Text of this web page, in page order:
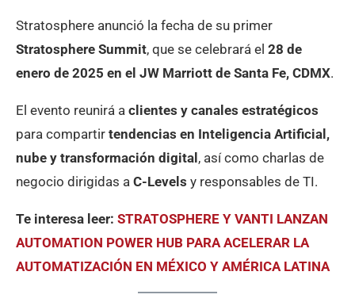
Stratosphere anunció la fecha de su primer
Stratosphere Summit, que se celebrará el 28 de
enero de 2025 en el JW Marriott de Santa Fe, CDMX.
El evento reunirá a clientes y canales estratégicos
para compartir tendencias en Inteligencia Artificial,
nube y transformación digital, así como charlas de
negocio dirigidas a C-Levels y responsables de TI.
Te interesa leer: STRATOSPHERE Y VANTI LANZAN
AUTOMATION POWER HUB PARA ACELERAR LA
AUTOMATIZACIÓN EN MÉXICO Y AMÉRICA LATINA